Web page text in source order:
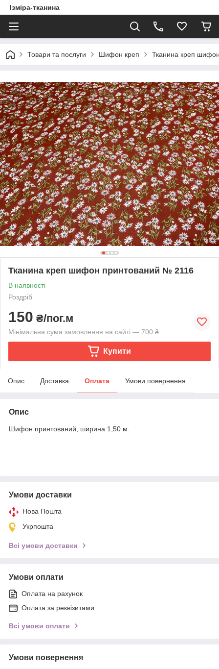
Ізміра-тканина
Товари та послуги Шифон креп Тканина креп
Тканина креп шифон принтований № 2116
В наявності
Роздріб
150 ₴/пог.м
Мінімальна сума замовлення на сайті — 700 ₴
Купити
Опис Доставка Оплата Умови повернення
Опис
Шифон принтований, ширина 1,50 м.
Умови доставки
Нова Пошта
Укрпошта
Всі умови доставки
Умови оплати
Оплата на рахунок
Оплата за реквізитами
Всі умови оплати
Умови повернення